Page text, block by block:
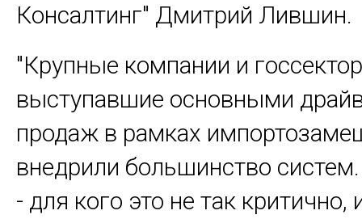
Консалтинг" Дмитрий Лившин.
"Крупные компании и
выступавшие основными
продаж в рамках
внедрили большинство
- для кого это не так критично,